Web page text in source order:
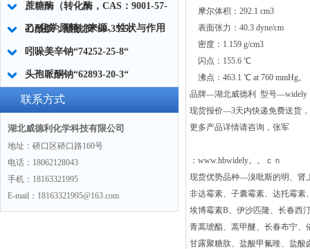
蔗糖酶（转化酶，CAS：9001-57-
4）化学原料：来源、性状与作用
乙酰胺；醋酰胺“60-35-5“
吲哚美辛钠“74252-25-8“
头孢哌酮钠“62893-20-3“
联系方式
湖北威德利化学科技有限公司
地址：硚口区硚口路160号
电话：18062128043
手机：18163321995
E-mail：18163321995@163.com
摩尔体积：292.1 cm3
表面张力：40.3 dyne/cm
密度：1.159 g/cm3
闪点：155.6 ℃
沸点：463.1 ℃ at 760 mmHg。
品牌—湖北威德利 型号—widely
现货报价—3天内快递免费送货
更多产品详情请咨询，张军
：www.hbwidely。。ｃｎ
现货优势品种—溴吡斯的明、肾
非达霉素、子囊霉素、达托霉素
埃博霉素B、伊沙匹隆、长春西
青蒿琥酯、蒿甲醚、长春布宁
甘露聚糖肽、盐酸甲氟喹、盐酸